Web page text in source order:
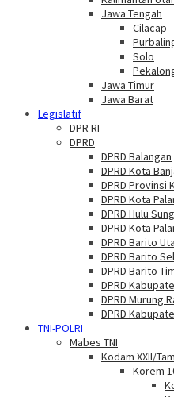
Jawa Tengah
Cilacap
Solo
Jawa Timur
Jawa Barat
Legislatif
DPR RI
DPRD
DPRD Balangan
DPRD Kota
DPRD Provinsi
DPRD Kota
DPRD Hulu
DPRD Kota
DPRD Barito
DPRD Barito
DPRD Barito
DPRD
DPRD Murung
DPRD
TNI-POLRI
Mabes TNI
Kodam XXII/
Korem